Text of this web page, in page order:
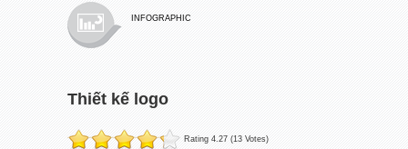
INFOGRAPHIC
Thiết kế logo
Rating 4.27 (13 Votes)